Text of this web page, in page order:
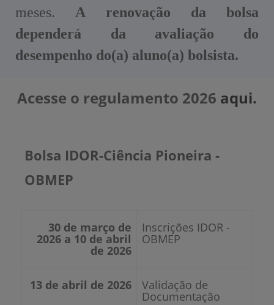
meses.A renovação da bolsa
dependerá da avaliação do
desempenho do(a) aluno(a) bolsista.
Acesse o regulamento 2026 aqui.
Bolsa IDOR-Ciência Pioneira -
OBMEP
30 de março de
2026 a 10 de abril
de 2026
Inscrições IDOR -
OBMEP
13 de abril de 2026 Validação de
Documentação